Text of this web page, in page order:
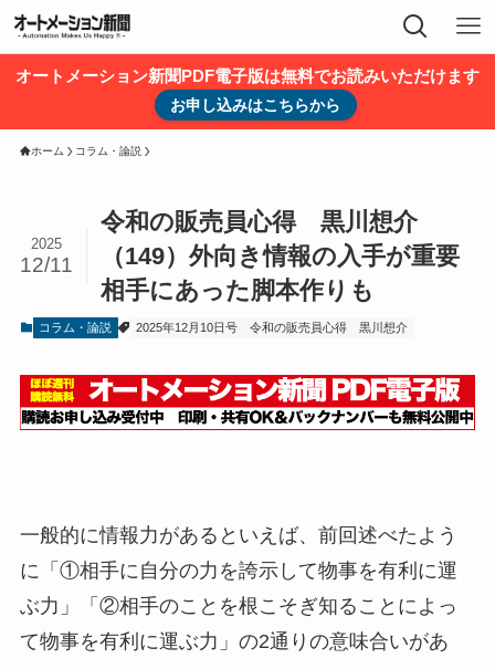
オートメーション新聞PDF電子版は無料でお読みいただけます
お申し込みはこちらから
ホーム コラム・論説
令和の販売員心得 黒川想介
（149）外向き情報の入手が重要
相手にあった脚本作りも
2025
12/11
コラム・論説 2025年12月10日号 令和の販売員心得 黒川想介
一般的に情報力があるといえば、前回述べたよう
に「①相手に自分の力を誇示して物事を有利に運
ぶ力」「②相手のことを根こそぎ知ることによっ
て物事を有利に運ぶ力」の2通りの意味合いがあ